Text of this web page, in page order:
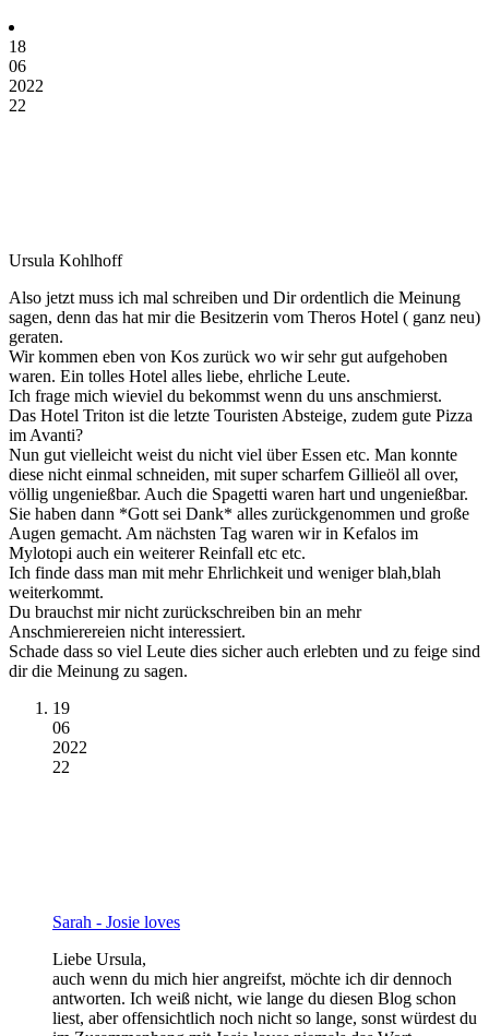
18
06
2022
22
Ursula Kohlhoff
Also jetzt muss ich mal schreiben und Dir ordentlich die Meinung
sagen, denn das hat mir die Besitzerin vom Theros Hotel ( ganz neu)
geraten.
Wir kommen eben von Kos zurück wo wir sehr gut aufgehoben
waren. Ein tolles Hotel alles liebe, ehrliche Leute.
Ich frage mich wieviel du bekommst wenn du uns anschmierst.
Das Hotel Triton ist die letzte Touristen Absteige, zudem gute Pizza
im Avanti?
Nun gut vielleicht weist du nicht viel über Essen etc. Man konnte
diese nicht einmal schneiden, mit super scharfem Gillieöl all over,
völlig ungenießbar. Auch die Spagetti waren hart und ungenießbar.
Sie haben dann *Gott sei Dank* alles zurückgenommen und große
Augen gemacht. Am nächsten Tag waren wir in Kefalos im
Mylotopi auch ein weiterer Reinfall etc etc.
Ich finde dass man mit mehr Ehrlichkeit und weniger blah,blah
weiterkommt.
Du brauchst mir nicht zurückschreiben bin an mehr
Anschmierereien nicht interessiert.
Schade dass so viel Leute dies sicher auch erlebten und zu feige sind
dir die Meinung zu sagen.
19
06
2022
22
Sarah - Josie loves
Liebe Ursula,
auch wenn du mich hier angreifst, möchte ich dir dennoch
antworten. Ich weiß nicht, wie lange du diesen Blog schon
liest, aber offensichtlich noch nicht so lange, sonst würdest du